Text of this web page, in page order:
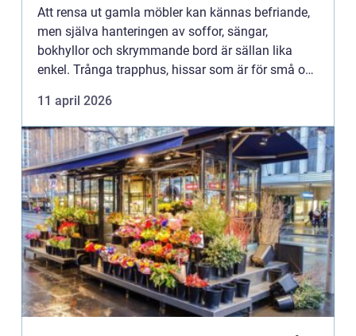
Att rensa ut gamla möbler kan kännas befriande,
men själva hanteringen av soffor, sängar,
bokhyllor och skrymmande bord är sällan lika
enkel. Trånga trapphus, hissar som är för små och
hjälp. Professi...
11 april 2026